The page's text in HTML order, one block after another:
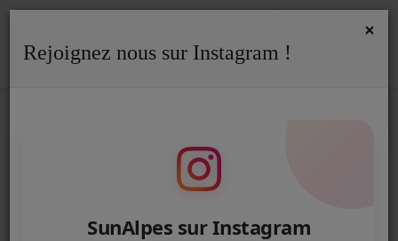
ACTUALITÉS DE LA RADIO
×
Rejoignez nous sur Instagram !
SunAlpes sur Instagram